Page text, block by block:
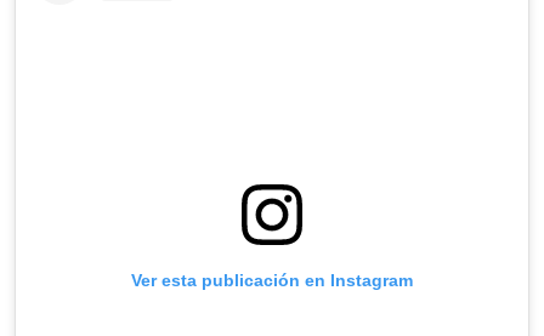
Ver esta publicación en Instagram